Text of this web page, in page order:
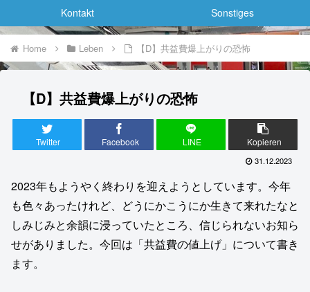
Kontakt
Sonstiges
Home Leben 【D】共益費爆上がりの恐怖
【D】共益費爆上がりの恐怖
Twitter Facebook LINE Kopieren
31.12.2023
2023年もようやく終わりを迎えようとしています。今年
も色々あったけれど、どうにかこうにか生きて来れたなと
しみじみと余韻に浸っていたところ、信じられないお知ら
せがありました。今回は「共益費の値上げ」について書き
ます。